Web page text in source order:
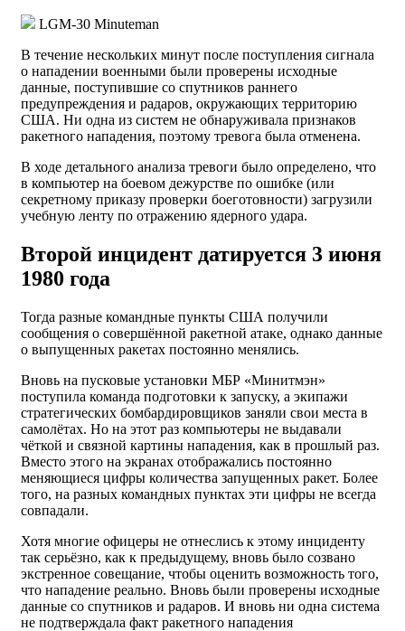
LGM-30 Minuteman
В течение нескольких минут после поступления сигнала
о нападении военными были проверены исходные
данные, поступившие со спутников раннего
предупреждения и радаров, окружающих территорию
США. Ни одна из систем не обнаруживала признаков
ракетного нападения, поэтому тревога была отменена.
В ходе детального анализа тревоги было определено, что
в компьютер на боевом дежурстве по ошибке (или
секретному приказу проверки боеготовности) загрузили
учебную ленту по отражению ядерного удара.
Второй инцидент датируется 3 июня
1980 года
Тогда разные командные пункты США получили
сообщения о совершённой ракетной атаке, однако данные
о выпущенных ракетах постоянно менялись.
Вновь на пусковые установки МБР «Минитмэн»
поступила команда подготовки к запуску, а экипажи
стратегических бомбардировщиков заняли свои места в
самолётах. Но на этот раз компьютеры не выдавали
чёткой и связной картины нападения, как в прошлый раз.
Вместо этого на экранах отображались постоянно
меняющиеся цифры количества запущенных ракет. Более
того, на разных командных пунктах эти цифры не всегда
совпадали.
Хотя многие офицеры не отнеслись к этому инциденту
так серьёзно, как к предыдущему, вновь было созвано
экстренное совещание, чтобы оценить возможность того,
что нападение реально. Вновь были проверены исходные
данные со спутников и радаров. И вновь ни одна система
не подтверждала факт ракетного нападения